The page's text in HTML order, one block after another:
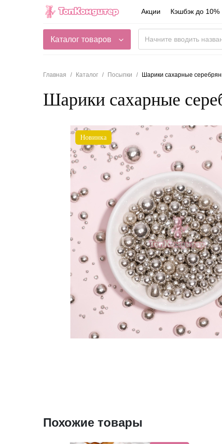
Акции Кэшбэк до 10%
Каталог товаров
Главная Каталог Посыпки Шарики сахарные
Шарики сахарные
Новинка
Похожие товары